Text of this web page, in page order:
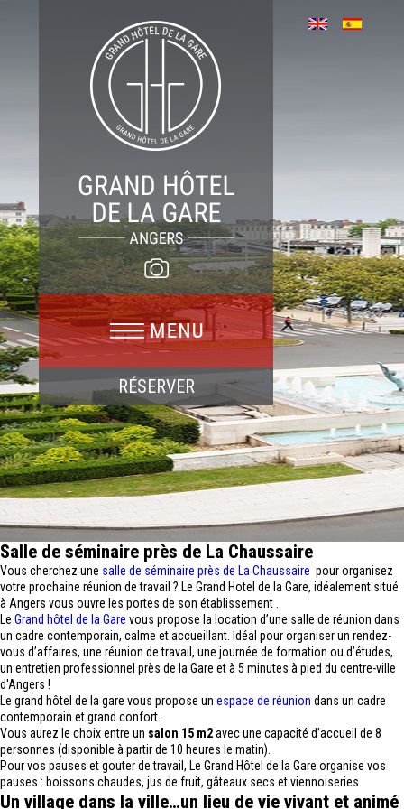
RÉSERVER
Salle de séminaire près de La Chaussaire
Vous cherchez une salle de séminaire près de La Chaussaire pour organisez
votre prochaine réunion de travail ? Le Grand Hotel de la Gare, idéalement situé
à Angers vous ouvre les portes de son établissement .
Le Grand hôtel de la Gare vous propose la location d’une salle de réunion dans
un cadre contemporain, calme et accueillant. Idéal pour organiser un rendez-
vous d’affaires, une réunion de travail, une journée de formation ou d’études,
un entretien professionnel près de la Gare et à 5 minutes à pied du centre-ville
d'Angers !
Le grand hôtel de la gare vous propose un espace de réunion dans un cadre
contemporain et grand confort.
Vous aurez le choix entre un salon 15 m2avec une capacité d’accueil de 8
personnes (disponible à partir de 10 heures le matin).
Pour vos pauses et gouter de travail, Le Grand Hôtel de la Gare organise vos
pauses : boissons chaudes, jus de fruit, gâteaux secs et viennoiseries.
Un village dans la ville…un lieu de vie vivant et animé